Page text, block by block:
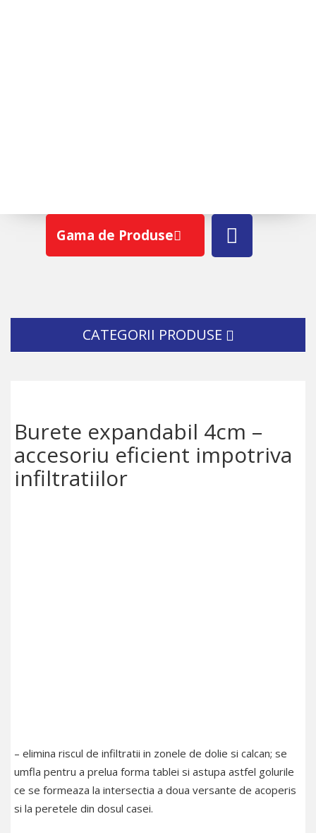
Gama de Produse
CATEGORII PRODUSE
Burete expandabil 4cm –
accesoriu eficient impotriva
infiltratiilor
– elimina riscul de infiltratii in zonele de dolie si calcan; se
umfla pentru a prelua forma tablei si astupa astfel golurile
ce se formeaza la intersectia a doua versante de acoperis
si la peretele din dosul casei.